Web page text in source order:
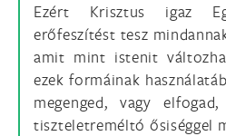
Ezért Krisztus igaz
erőfeszítést tesz
amit mint istenit
ezek formáinak
megenged, vagy
tiszteletreméltó ősiséggel